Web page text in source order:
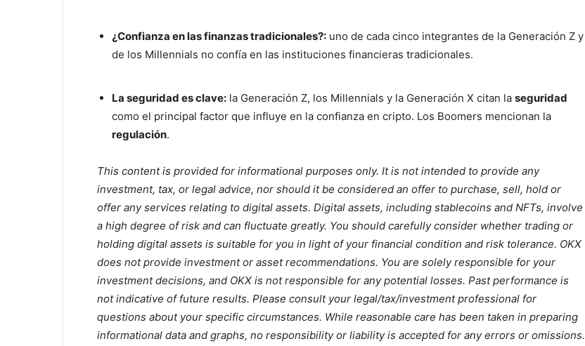
¿Confianza en las finanzas tradicionales?: uno de cada cinco integrantes de la Generación Z y
de los Millennials no confía en las instituciones financieras tradicionales.
La seguridad es clave: la Generación Z, los Millennials y la Generación X citan la seguridad
como el principal factor que influye en la confianza en cripto. Los Boomers mencionan la
regulación.
This content is provided for informational purposes only. It is not intended to provide any
investment, tax, or legal advice, nor should it be considered an offer to purchase, sell, hold or
offer any services relating to digital assets. Digital assets, including stablecoins and NFTs, involve
a high degree of risk and can fluctuate greatly. You should carefully consider whether trading or
holding digital assets is suitable for you in light of your financial condition and risk tolerance. OKX
does not provide investment or asset recommendations. You are solely responsible for your
investment decisions, and OKX is not responsible for any potential losses. Past performance is
not indicative of future results. Please consult your legal/tax/investment professional for
questions about your specific circumstances. While reasonable care has been taken in preparing
informational data and graphs, no responsibility or liability is accepted for any errors or omissions.